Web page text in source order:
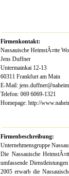
Firmenkontakt:
Nassauische HeimstÃ¤tte
Jens Duffner
Untermainkai 12-13
60311 Frankfurt am Main
E-Mail:
Telefon: 069 6069-1321
Homepage: http://
Firmenbeschreibung:
Unternehmensgruppe
Die Nassauische
umfassende
2005 erwarb die